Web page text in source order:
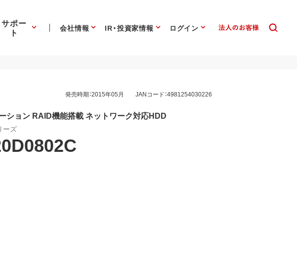
サポー
ト 会社情報 IR・投資家情報 ログイン
発売時期：2015年05月 JANコード：4981254030226
ション RAID機能搭載 ネットワーク対応HDD
ーズ